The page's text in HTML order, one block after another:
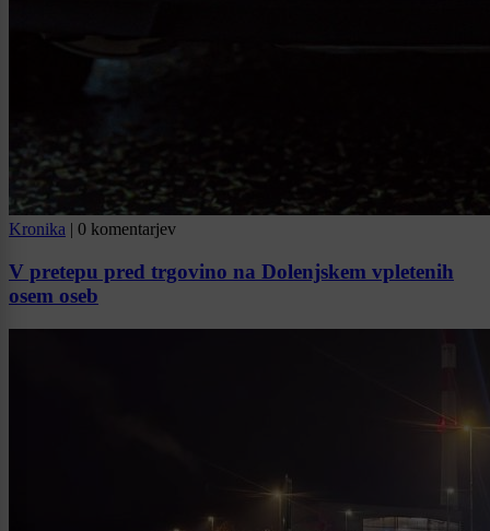
Kronika | 0 komentarjev
V pretepu pred trgovino na Dolenjskem vpletenih
osem oseb